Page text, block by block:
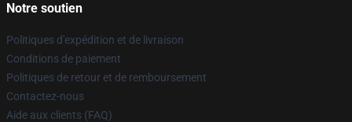
Notre soutien
Politiques d'expédition et de livraison
Conditions de paiement
Politiques de retour et de remboursement
Contactez-nous
Aide aux clients (FAQ)